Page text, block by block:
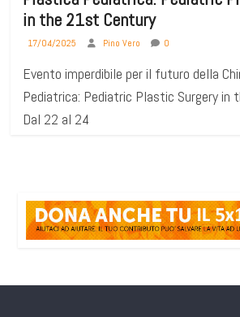
in the 21st Century
17/04/2025 Pino Vero 0
Evento imperdibile per il futuro della
Pediatrica: Pediatric Plastic Surgery in
Dal 22 al 24